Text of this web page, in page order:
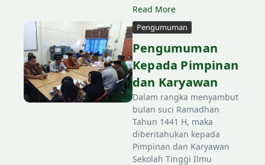
Read More
Pengumuman
Pengumuman
Kepada Pimpinan
dan Karyawan
Dalam rangka menyambut
bulan suci Ramadhan
Tahun 1441 H, maka
diberitahukan kepada
Pimpinan dan Karyawan
Sekolah Tinggi Ilmu